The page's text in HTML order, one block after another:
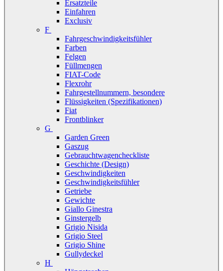
Ersatzteile
Einfahren
Exclusiv
F
Fahrgeschwindigkeitsfühler
Farben
Felgen
Füllmengen
FIAT-Code
Flexrohr
Fahrgestellnummern, besondere
Flüssigkeiten (Spezifikationen)
Fiat
Frontblinker
G
Garden Green
Gaszug
Gebrauchtwagencheckliste
Geschichte (Design)
Geschwindigkeiten
Geschwindigkeitsfühler
Getriebe
Gewichte
Giallo Ginestra
Ginstergelb
Grigio Nisida
Grigio Steel
Grigio Shine
Gullydeckel
H